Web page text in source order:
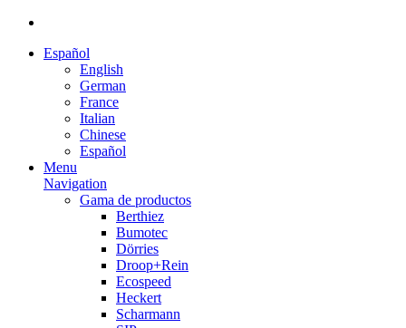
Español
English
German
France
Italian
Chinese
Español
Menu
Navigation
Gama de productos
Berthiez
Bumotec
Dörries
Droop+Rein
Ecospeed
Heckert
Scharmann